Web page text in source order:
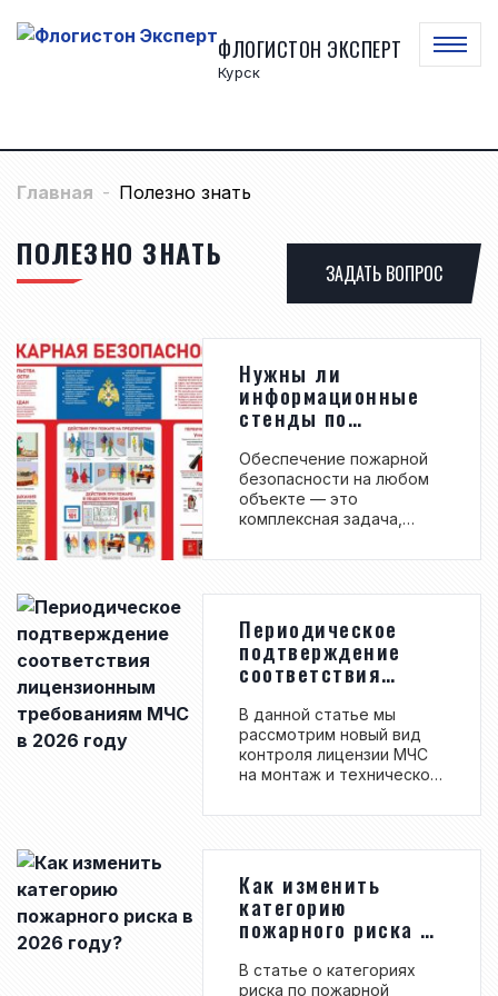
ФЛОГИСТОН ЭКСПЕРТ
Курск
Главная Полезно знать
ПОЛЕЗНО ЗНАТЬ
ЗАДАТЬ ВОПРОС
Нужны ли
информационные
стенды по
пожарной
безопасности в
2026 году?
Обеспечение пожарной
безопасности на любом
объекте — это
комплексная задача,
в том числе, обучение и
правильных действиях
при возникновении
пожара. Важную роль в
этом процессе играет
наглядная агитация,
информационные стенды
(уголки) по пожарной
безопасности. Для того
чтобы ответить на
размещения
безопасности на
объекте, следует
разобраться в целях их
установки и требо...
Периодическое
подтверждение
соответствия
требованиям МЧС в
2026 году
В данной статье мы
рассмотрим новый вид
контроля лицензии МЧС
на монтаж и техническое
противопожарной
«периодическое
подтверждение
соответствия
лицензионным
требованиям». Хотя эта
еще в 2022 году, она
Как изменить
категорию
пожарного риска в
2026 году?
В статье о категориях
риска по пожарной